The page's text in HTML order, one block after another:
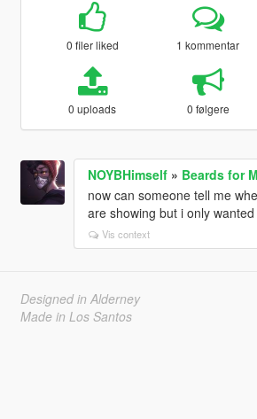
0 filer liked 1 kommentar
0 uploads 0 følgere
NOYBHimself» Beards for
now can someone tell me
are showing but i only
Vis context
Designed in Alderney
Made in Los Santos